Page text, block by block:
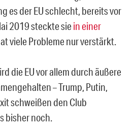
es der EU schlecht, bereits vor
2019 steckte siein einer
viele Probleme nur verstärkt.
die EU vor allem durch äußere
– Trump, Putin,
schweißen den Club
bisher noch.